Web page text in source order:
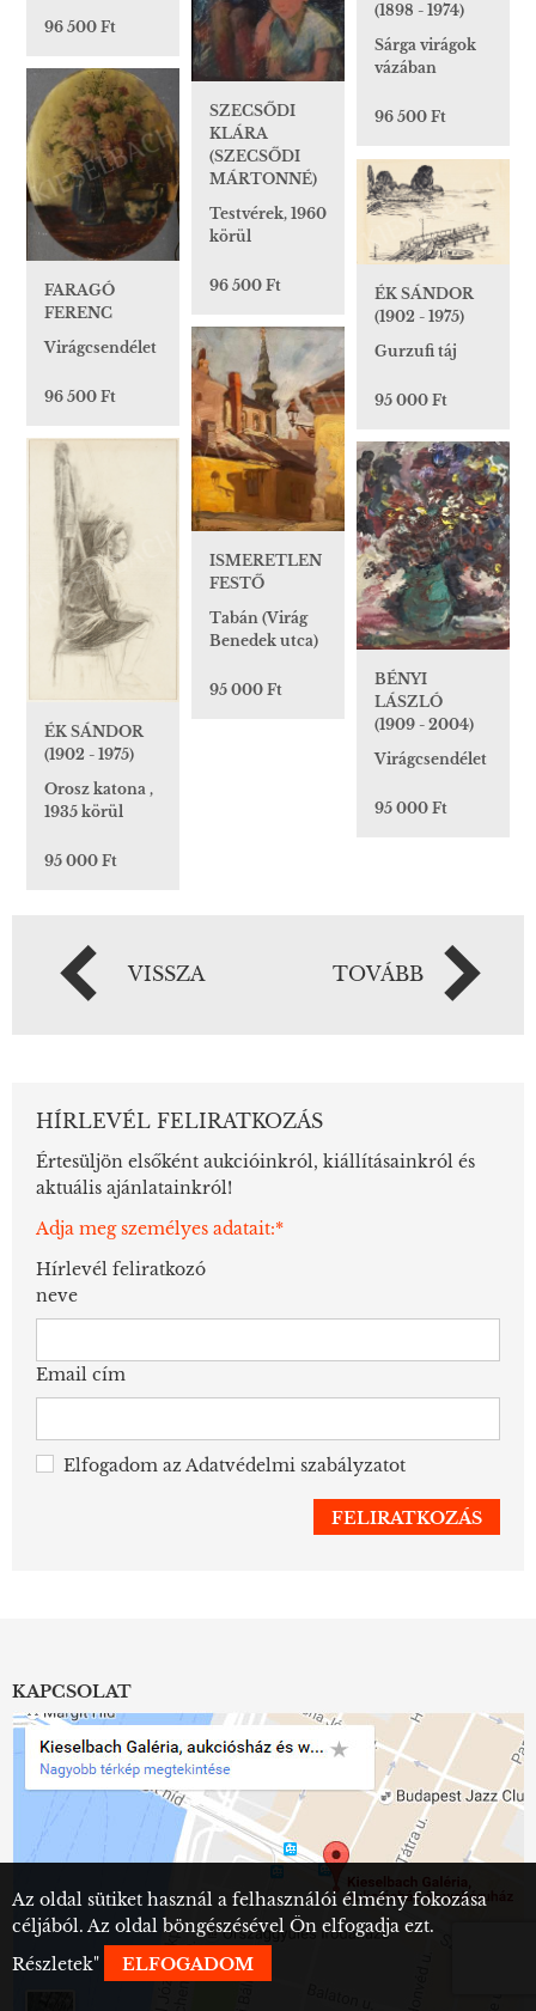
96 500 Ft
(1898 - 1974)
Sárga virágok
vázában
96 500 Ft
SZECSŐDI
KLÁRA
(SZECSŐDI
MÁRTONNÉ)
Testvérek, 1960
körül
96 500 Ft
FARAGÓ
FERENC
Virágcsendélet
96 500 Ft
ÉK SÁNDOR
(1902 - 1975)
Gurzufi táj
95 000 Ft
ISMERETLEN
FESTŐ
Tabán (Virág
Benedek utca)
95 000 Ft
ÉK SÁNDOR
(1902 - 1975)
Orosz katona ,
1935 körül
95 000 Ft
BÉNYI
LÁSZLÓ
(1909 - 2004)
Virágcsendélet
95 000 Ft
VISSZA TOVÁBB
HÍRLEVÉL FELIRATKOZÁS
Értesüljön elsőként aukcióinkról, kiállításainkról és
aktuális ajánlatainkról!
Adja meg személyes adatait:*
Hírlevél feliratkozó
neve
Email cím
Elfogadom azAdatvédelmi szabályzatot
KAPCSOLAT
Az oldal sütiket használ a felhasználói élmény fokozása
céljából. Az oldal böngészésével Ön elfogadja ezt.
Részletek" ELFOGADOM